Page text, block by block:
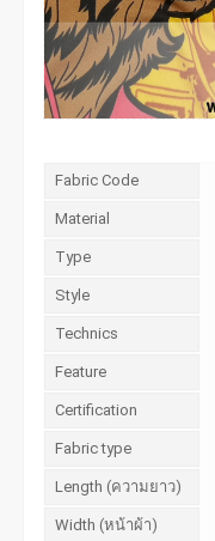
Fabric Code
Material
Type
Style
Technics
Feature
Certification
Fabric type
Length (ความยาว)
Width (หน้าผ้า)